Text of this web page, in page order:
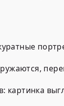
картинка